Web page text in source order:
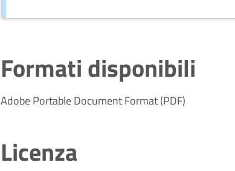
Formati disponibili
Adobe Portable Document Format (PDF)
Licenza